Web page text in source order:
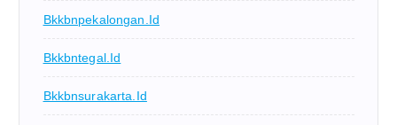
Bkkbnpekalongan.id
Bkkbntegal.id
Bkkbnsurakarta.id